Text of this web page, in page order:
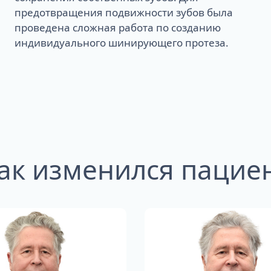
предотвращения подвижности зубов была
проведена сложная работа по созданию
индивидуального шинирующего протеза.
изменился